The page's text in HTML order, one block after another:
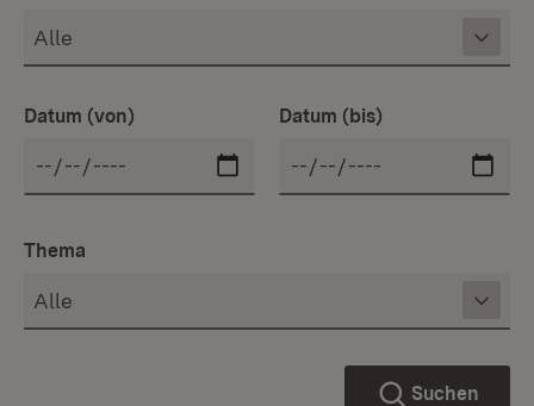
Datum (von) Datum (bis)
Thema
Suchen